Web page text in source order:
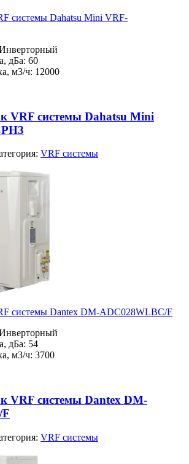
системы Dahatsu Mini VRF-
дБа: 60
м3/ч: 12000
VRF системы Dahatsu Mini
VRF системы
системы Dantex DM-ADC028WLBC/F
дБа: 54
м3/ч: 3700
VRF системы Dantex DM-
VRF системы